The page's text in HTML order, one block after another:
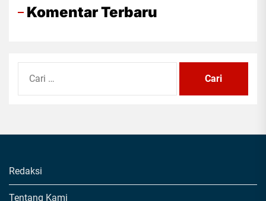
Komentar Terbaru
untuk:
Redaksi
Tentang Kami